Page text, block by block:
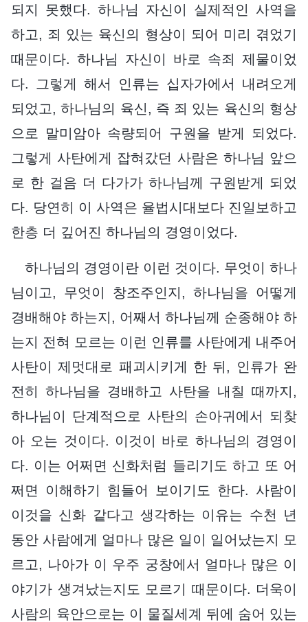
되지 못했다. 하나님 자신이 실제적인 사역을
하고, 죄 있는 육신의 형상이 되어 미리 겪었기
때문이다. 하나님 자신이 바로 속죄 제물이었
다. 그렇게 해서 인류는 십자가에서 내려오게
되었고, 하나님의 육신, 즉 죄 있는 육신의 형상
으로 말미암아 속량되어 구원을 받게 되었다.
그렇게 사탄에게 잡혀갔던 사람은 하나님 앞으
로 한 걸음 더 다가가 하나님께 구원받게 되었
다. 당연히 이 사역은 율법시대보다 진일보하고
한층 더 깊어진 하나님의 경영이었다.
하나님의 경영이란 이런 것이다. 무엇이 하나
님이고, 무엇이 창조주인지, 하나님을 어떻게
경배해야 하는지, 어째서 하나님께 순종해야 하
는지 전혀 모르는 이런 인류를 사탄에게 내주어
사탄이 제멋대로 패괴시키게 한 뒤, 인류가 완
전히 하나님을 경배하고 사탄을 내칠 때까지,
하나님이 단계적으로 사탄의 손아귀에서 되찾
아 오는 것이다. 이것이 바로 하나님의 경영이
다. 이는 어쩌면 신화처럼 들리기도 하고 또 어
쩌면 이해하기 힘들어 보이기도 한다. 사람이
이것을 신화 같다고 생각하는 이유는 수천 년
동안 사람에게 얼마나 많은 일이 일어났는지 모
르고, 나아가 이 우주 궁창에서 얼마나 많은 이
야기가 생겨났는지도 모르기 때문이다. 더욱이
사람의 육안으로는 이 물질세계 뒤에 숨어 있는